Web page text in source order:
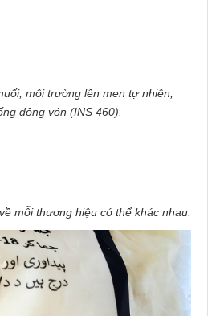
môi trường lên men tự nhiên,
đông vón (INS 460).
mỗi thương hiệu có thể khác nhau.